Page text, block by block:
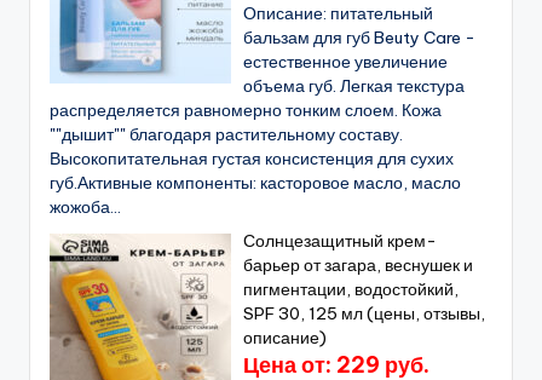
Описание: питательный
бальзам для губ Beuty Care -
естественное увеличение
объема губ. Легкая текстура
распределяется равномерно тонким слоем. Кожа
""дышит"" благодаря растительному составу.
Высокопитательная густая консистенция для сухих
губ.Активные компоненты: касторовое масло, масло
жожоба...
Солнцезащитный крем-
барьер от загара, веснушек и
пигментации, водостойкий,
SPF 30, 125 мл (цены, отзывы,
описание)
Цена от: 229 руб.